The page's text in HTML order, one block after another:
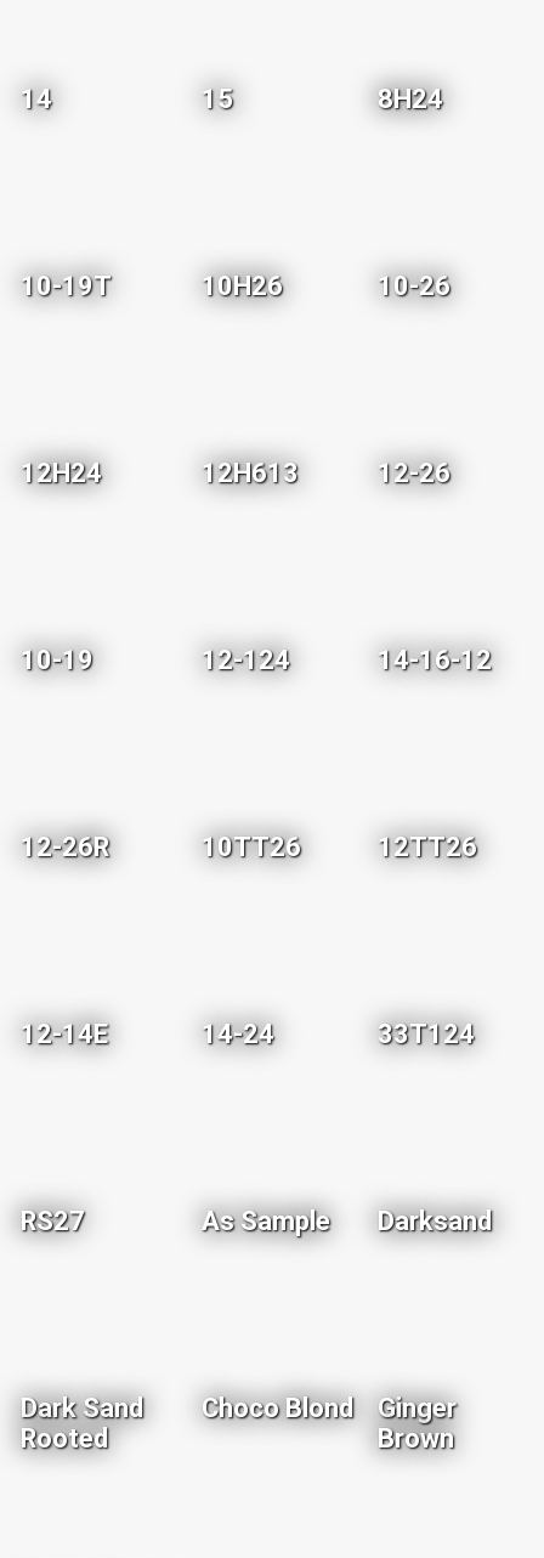
14 15 8H24
10-19T 10H26 10-26
12H24 12H613 12-26
10-19 12-124 14-16-12
12-26R 10TT26 12TT26
12-14E 14-24 33T124
RS27 As Sample Darksand
Dark Sand
Rooted
Choco Blond
Ginger
Brown